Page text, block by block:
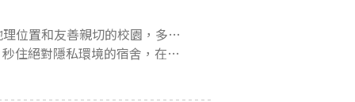
、法律、傳媒、旅遊…等等，多樣豐富又活潑的上課方式幫助你快速進入狀況哦~
舍，在英國擁有的屬於自己的舒適空間！